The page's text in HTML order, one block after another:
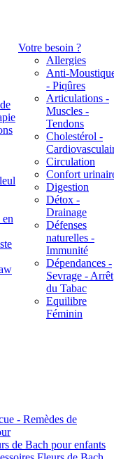
Votre besoin ?
Allergies
Anti-
- Piqûres
Articulations -
Muscles -
Tendons
Cholestérol -
Circulation
Confort
Digestion
Détox -
Drainage
Défenses
naturelles -
Immunité
Dépendances -
Sevrage - Arrêt
du Tabac
Equilibre
Féminin
- Remèdes de
de Bach pour enfants